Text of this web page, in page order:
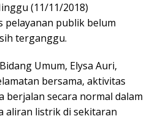
(11/11/2018)
pelayanan publik belum
terganggu.
Umum, Elysa Auri,
bersama, aktivitas
berjalan secara normal dalam
aliran listrik di sekitaran